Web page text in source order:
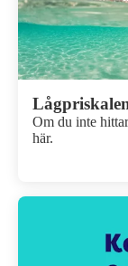
Om du inte
här.